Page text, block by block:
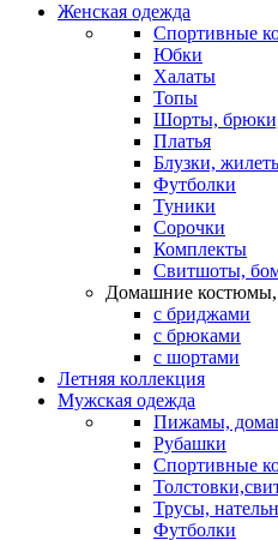
Женская одежда
Спортивные
Юбки
Халаты
Топы
Шорты,
Платья
Блузки,
Футболки
Туники
Сорочки
Комплекты
Свитшоты,
Домашние
с бриджами
с брюками
с шортами
Летняя коллекция
Мужская одежда
Пижамы,
Рубашки
Спортивные
Трусы,
Футболки